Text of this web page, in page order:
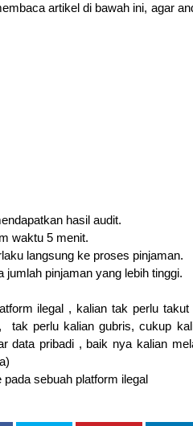
artikel di bawah ini, agar
hasil audit.
waktu 5 menit.
langsung ke proses pinjaman.
pinjaman yang lebih tinggi.
ilegal , kalian tak perlu
tak perlu kalian gubris, cukup
data pribadi , baik nya kalian
sebuah platform ilegal